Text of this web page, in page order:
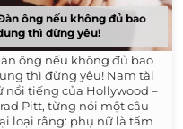
ông nếu không đủ bao
thì đừng yêu!
ông nếu không đủ bao
thì đừng yêu! Nam tài
nổi tiếng của Hollywood –
Pitt, từng nói một câu
loại rằng: phụ nữ là tấm